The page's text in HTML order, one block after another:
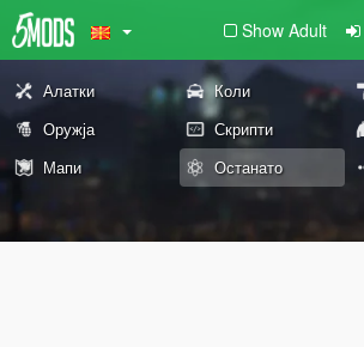
Show Adult
Алатки Коли
Оружја
Скрипти
Мапи
Останато